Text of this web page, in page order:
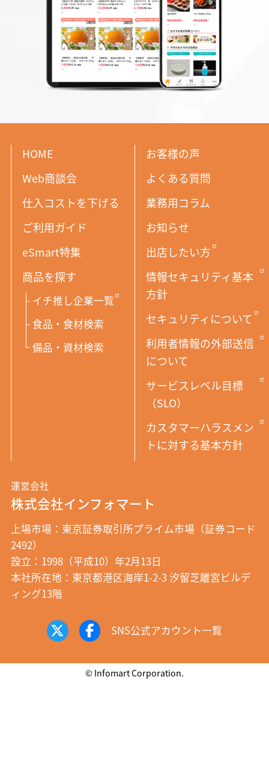
HOME
Web商談会
仕入コストを下げる
ご利用ガイド
eSmart特集
商品を探す
イチ推し企業一覧
食品・食材検索
備品・資材検索
お客様の声
よくある質問
業務用コラム
お知らせ
出店したい方
情報セキュリティ基本
方針
セキュリティについて
利用者情報の外部送信
について
サービスレベル目標
（SLO）
カスタマーハラスメン
トに対する基本方針
運営会社
株式会社インフォマート
上場市場：東京証券取引所プライム市場（証券コード
2492）
設立：1998（平成10）年2月13日
本社所在地：東京都港区海岸1-2-3 汐留芝離宮ビルデ
ィング13階
SNS公式アカウント一覧
© Infomart Corporation.